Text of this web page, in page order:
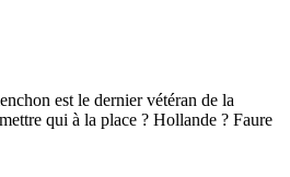
est le dernier vétéran de la
qui à la place ? Hollande ? Faure